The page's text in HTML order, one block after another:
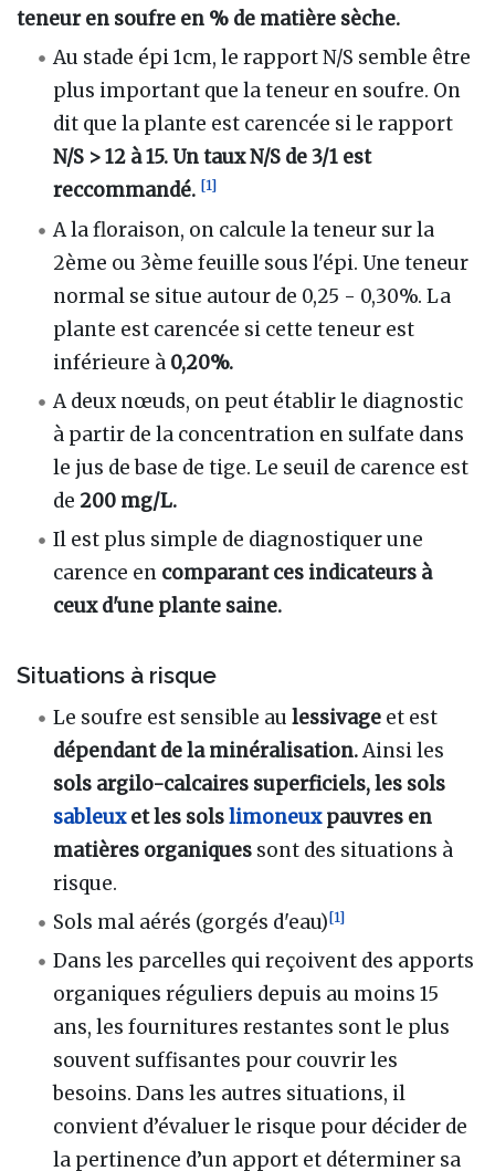
teneur en soufre en % de matière sèche.
Au stade épi 1cm, le rapport N/S semble être
plus important que la teneur en soufre. On
dit que la plante est carencée si le rapport
N/S > 12 à 15. Un taux N/S de 3/1 est
reccommandé. [1]
A la floraison, on calcule la teneur sur la
2ème ou 3ème feuille sous l'épi. Une teneur
normal se situe autour de 0,25 - 0,30%. La
plante est carencée si cette teneur est
inférieure à 0,20%.
A deux nœuds, on peut établir le diagnostic
à partir de la concentration en sulfate dans
le jus de base de tige. Le seuil de carence est
de 200 mg/L.
Il est plus simple de diagnostiquer une
carence en comparant ces indicateurs à
ceux d'une plante saine.
Situations à risque
Le soufre est sensible aulessivage et est
dépendant de la minéralisation.Ainsi les
sols argilo-calcaires superficiels, les sols
sableuxet les solslimoneuxpauvres en
matières organiques sont des situations à
risque.
Sols mal aérés (gorgés d'eau)[1]
Dans les parcelles qui reçoivent des apports
organiques réguliers depuis au moins 15
ans, les fournitures restantes sont le plus
souvent suffisantes pour couvrir les
besoins. Dans les autres situations, il
convient d’évaluer le risque pour décider de
la pertinence d’un apport et déterminer sa